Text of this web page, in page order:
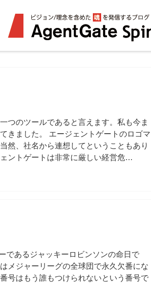
つのツールであると言えます。私も今ま
きました。 エージェントゲートのロゴマ
然、社名から連想してということもあり
ントゲートは非常に厳しい経営危…
であるジャッキーロビンソンの命日で
メジャーリーグの全球団で永久欠番にな
号はもう誰もつけられないという番号で